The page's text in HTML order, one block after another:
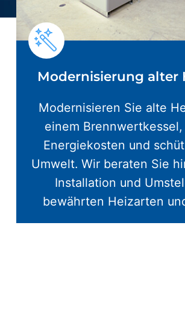
Modernisierung alter
Modernisieren Sie alte
einem
Energiekosten und
Umwelt. Wir beraten Sie
Installation und
bewährten Heizarten